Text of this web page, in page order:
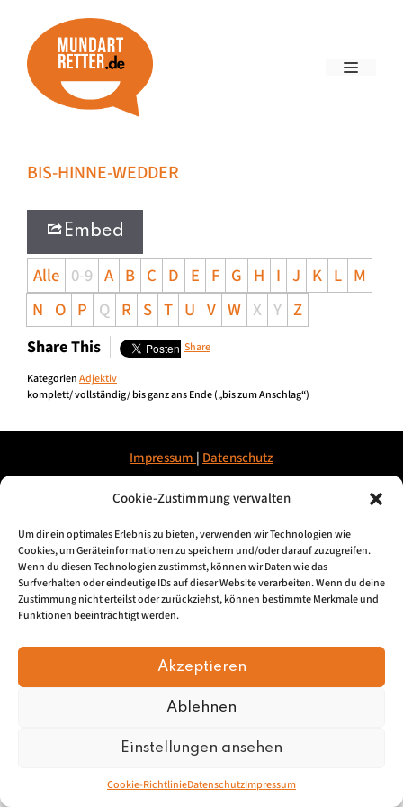
Cookie-Zustimmung verwalten
Um dir ein optimales Erlebnis zu bieten, verwenden wir Technologien wie
Cookies, um Geräteinformationen zu speichern und/oder darauf zuzugreifen.
Wenn du diesen Technologien zustimmst, können wir Daten wie das
Surfverhalten oder eindeutige IDs auf dieser Website verarbeiten. Wenn du deine
Zustimmung nicht erteilst oder zurückziehst, können bestimmte Merkmale und
Funktionen beeinträchtigt werden.
Akzeptieren
Ablehnen
Einstellungen ansehen
Cookie-RichtlinieDatenschutzImpressum
BIS-HINNE-WEDDER
Embed
Alle 0-9 A B C D E F G H I J K L M
N O P Q R S T U V W X Y Z
Share This Share
KategorienAdjektiv
komplett/ vollständig/ bis ganz ans Ende („bis zum Anschlag“)
Impressum | Datenschutz
© 2026, Mundartretter.de